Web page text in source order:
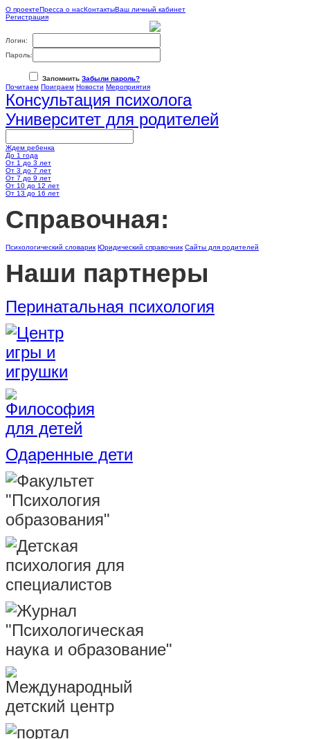
О проектеПресса о насКонтактыВаш личный кабинет
Регистрация
Логин:
Пароль:
Запомнить Забыли пароль?
Почитаем Поиграем Новости Мероприятия
Консультация психолога
Университет для родителей
Ждем ребенка
До 1 года
От 1 до 3 лет
От 3 до 7 лет
От 7 до 9 лет
От 10 до 12 лет
От 13 до 16 лет
Cправочная:
Психологический словарик Юридический справочник Сайты для родителей
Наши партнеры
Перинатальная психология
Одаренные дети